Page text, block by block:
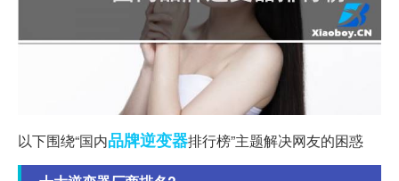
以下围绕“国内品牌逆变器排行榜”主题解决网友的困惑